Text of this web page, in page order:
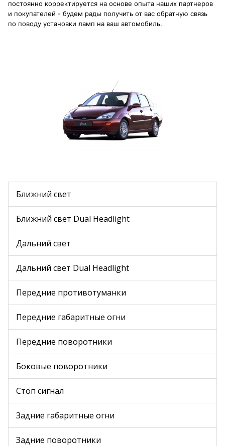
постоянно корректируется на основе опыта наших партнеров
и покупателей - будем рады получить от вас обратную связь
по поводу установки ламп на ваш автомобиль.
Ближний свет
Ближний свет Dual Headlight
Дальний свет
Дальний свет Dual Headlight
Передние противотуманки
Передние габаритные огни
Передние поворотники
Боковые поворотники
Стоп сигнал
Задние габаритные огни
Задние поворотники